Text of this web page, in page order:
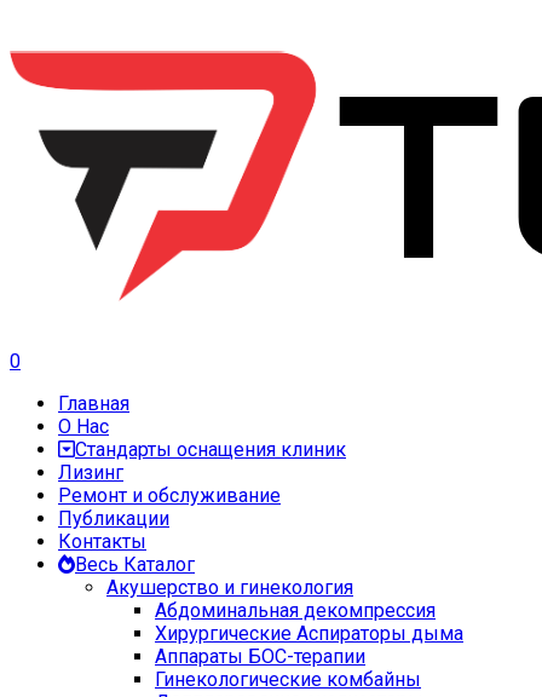
0
Главная
О Нас
Стандарты оснащения клиник
Лизинг
Ремонт и обслуживание
Публикации
Контакты
Весь Каталог
Акушерство и гинекология
Абдоминальная декомпрессия
Хирургические Аспираторы дыма
Аппараты БОС-терапии
Гинекологические комбайны